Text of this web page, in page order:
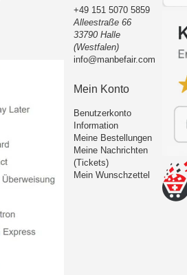
+49 151 5070 5859
Alleestraße 66
33790 Halle
(Westfalen)
info@manbefair.com
Mein Konto
Benutzerkonto
Information
Meine Bestellungen
Meine Nachrichten
(Tickets)
Mein Wunschzettel